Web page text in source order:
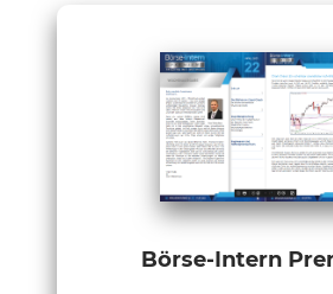
Börse-Intern